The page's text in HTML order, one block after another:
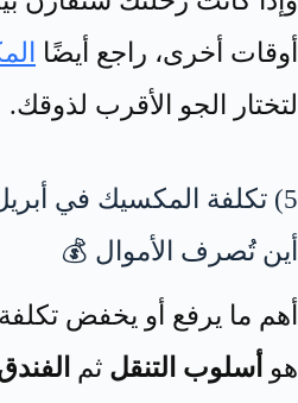
أوقات أخرى، راجع أيضًا
لتختار الجو الأقرب لذوقك.
5) تكلفة المكسيك في
أين تُصرف الأموال 💰
أهم ما يرفع أو يخفض
هو أسلوب التنقل ثم